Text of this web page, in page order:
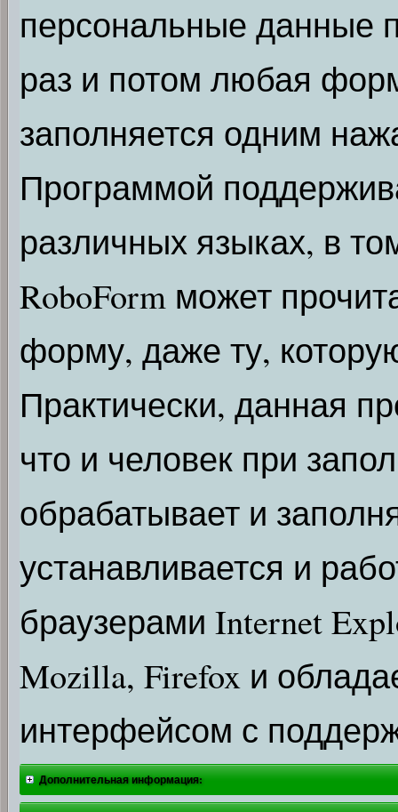
персональные данные
раз и потом любая
заполняется одним
Программой
различных языках, в
RoboForm может
форму, даже ту,
Практически, данная
что и человек при
обрабатывает и
устанавливается и
браузерами Internet
Mozilla, Firefox и
интерфейсом с
Дополнительная информация: